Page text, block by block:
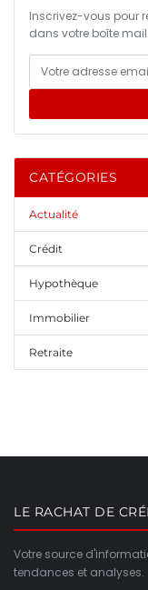
Inscrivez-vous pour
dans votre boîte mail.
CATÉGORIES
Actualité
Crédit
Hypothèque
Immobilier
Retraite
LE RACHAT DE
Votre source
tendances et analyses.